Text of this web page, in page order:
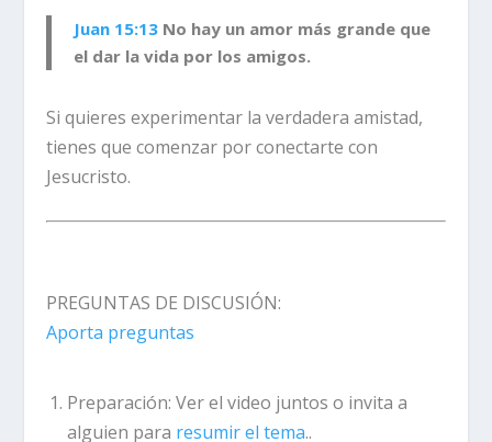
Juan 15:13 No hay un amor más grande que
el dar la vida por los amigos.
Si quieres experimentar la verdadera amistad,
tienes que comenzar por conectarte con
Jesucristo.
PREGUNTAS DE DISCUSIÓN:
Aporta preguntas
Preparación: Ver el video juntos o invita a
alguien para resumir el tema..